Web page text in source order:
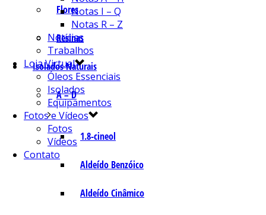
Flores
Resinas
Isolados Naturais
A – D
1.8-cineol
Aldeído Benzóico
Aldeído Cinâmico
Notas I – Q
Notas R – Z
Notícias
Trabalhos
Loja Virtual
Óleos Essenciais
Isolados
Equipamentos
Fotos e Vídeos
Fotos
Vídeos
Contato